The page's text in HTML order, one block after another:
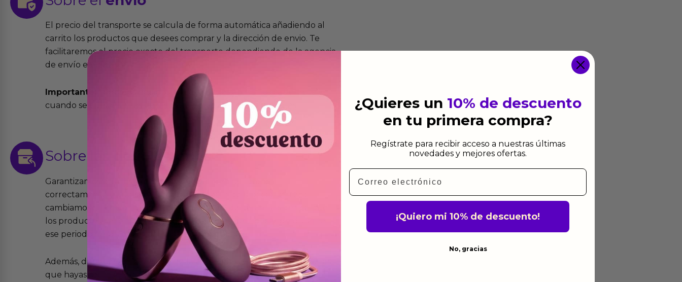
El precio del transporte se calcula de forma automática añadiendo al
carrito los productos que desees comprar y la dirección de envio. Te
facilitaremos el precio exacto del transporte dependiendo de la agencia
de envío elegida y el modo.
Importante:
Todos los pedidos son expedidos el mismo dia siempre y
cuando se cursen antes de las 13:00 horas y en días laborables.
Sobre las devoluciones
Garantizamos que los productos que vendemos funcionan
correctamente y que si tienen algún defecto de fabricación te lo
cambiamos sin costo alguno. La ley de 2 años de garantía significa que
los productos tienen garantía contra defectos de fabricación durante
ese periodo pero no por mal uso o uso indebido.
Además, dispones de 15 días desde la entrega para devolver productos
que hayas recibido y que simplemente no te gusten o no los quieras.
¿Quieres un 10% de descuento
en tu primera compra?
Regístrate para recibir acceso a nuestras últimas
novedades y mejores ofertas.
Email
¡Quiero mi 10% de descuento!
No, gracias